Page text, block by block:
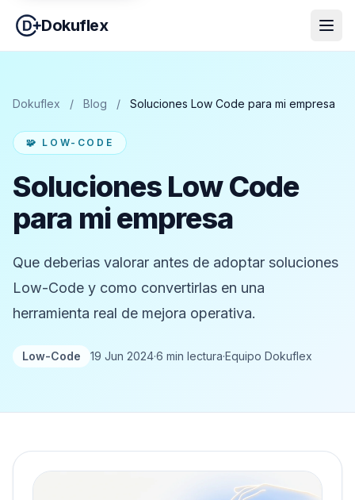
Dokuflex
Dokuflex / Blog / Soluciones Low Code para mi empresa
🧩 LOW-CODE
Soluciones Low Code
para mi empresa
Que deberias valorar antes de adoptar soluciones
Low-Code y como convertirlas en una
herramienta real de mejora operativa.
Low-Code 19 Jun 2024·6 min lectura·Equipo Dokuflex